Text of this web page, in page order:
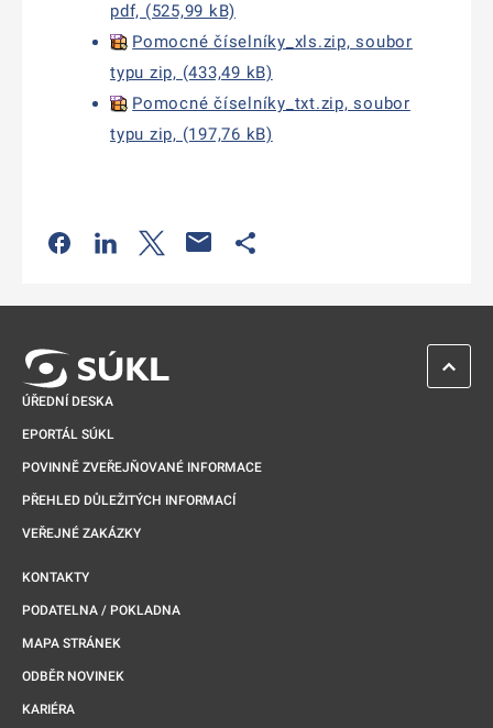
pdf, (525,99 kB)
Pomocné číselníky_xls.zip, soubor
typu zip, (433,49 kB)
Pomocné číselníky_txt.zip, soubor
typu zip, (197,76 kB)
Odkaz se otevře na nové kartě
Odkaz se otevře na nové kartě
Odkaz se otevře na nové kartě
ÚŘEDNÍ DESKA
EPORTÁL SÚKL
POVINNĚ ZVEŘEJŇOVANÉ INFORMACE
PŘEHLED DŮLEŽITÝCH INFORMACÍ
VEŘEJNÉ ZAKÁZKY
KONTAKTY
PODATELNA / POKLADNA
MAPA STRÁNEK
ODBĚR NOVINEK
KARIÉRA
ZPĚT